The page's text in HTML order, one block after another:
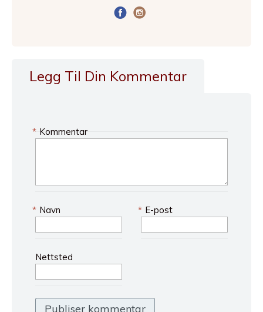
Legg Til Din Kommentar
Kommentar
*
Navn
* E-post
*
Nettsted